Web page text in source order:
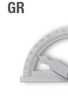
GR